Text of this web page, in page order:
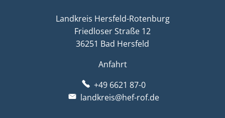
Landkreis Hersfeld-Rotenburg
Friedloser Straße 12
36251 Bad Hersfeld
Anfahrt
+49 6621 87-0
landkreis@hef-rof.de